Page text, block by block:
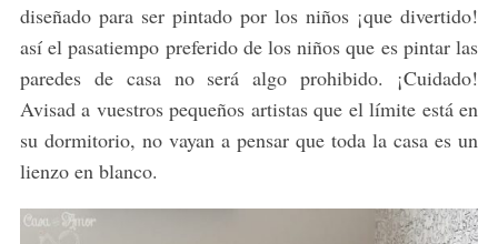
diseñado para ser pintado por los niños ¡que divertido!
así el pasatiempo preferido de los niños que es pintar las
paredes de casa no será algo prohibido. ¡Cuidado!
Avisad a vuestros pequeños artistas que el límite está en
su dormitorio, no vayan a pensar que toda la casa es un
lienzo en blanco.